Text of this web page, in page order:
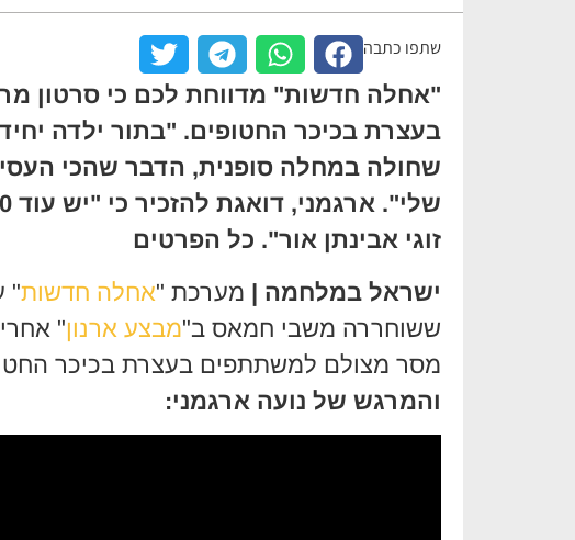
שתפו כתבה
"אחלה חדשות" מדווחת לכם כי סרטון
בעצרת בכיכר החטופים. "בתור ילדה
שחולה במחלה סופנית, הדבר שהכי
זוגי אבינתן אור". כל הפרטים
ישראל במלחמה | מערכת "אחלה חדשות"
ששוחררה משבי חמאס ב"מבצע ארנון
מסר מצולם למשתתפים בעצרת בכיכר
והמרגש של נועה ארגמני: